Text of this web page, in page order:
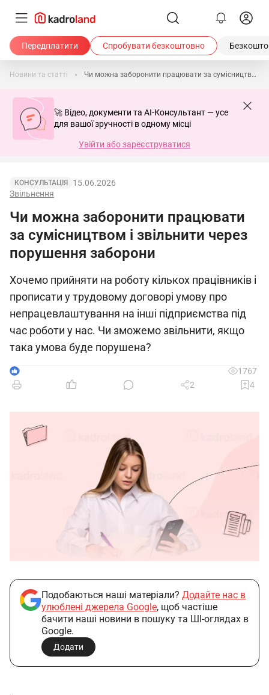
Передплатити Спробувати безкоштовно
Новини та статті Чи можна заборонити працювати за сумісництвом і звільнити через порушення заборони
🚀 Відео, документи та AI-Консультант — усе
для вашої зручності в одному місці
Увійти або зареєструватися
КОНСУЛЬТАЦІЯ
Звільнення
15.06.2026
Чи можна заборонити працювати
за сумісництвом і звільнити через
порушення заборони
Хочемо прийняти на роботу кількох працівників і
прописати у трудовому договорі умову про
непрацевлаштування на інші підприємства під
час роботи у нас. Чи зможемо звільнити, якщо
така умова буде порушена?
9
1767
2
4
Подобаються наші матеріали? Додайте нас в
улюблені джерела Google, щоб частіше
бачити наші новини в пошуку та ШІ-оглядах в
Google.
Додати